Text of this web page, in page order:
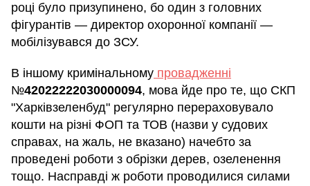
році було призупинено, бо один з головних
фігурантів — директор охоронної компанії —
мобілізувався до ЗСУ.
В іншому кримінальному провадженні
№42022222030000094, мова йде про те, що СКП
"Харківзеленбуд" регулярно перераховувало
кошти на різні ФОП та ТОВ (назви у судових
справах, на жаль, не вказано) начебто за
проведені роботи з обрізки дерев, озеленення
тощо. Насправді ж роботи проводилися силами